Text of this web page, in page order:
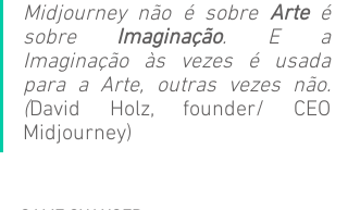
Midjourney não é sobre Arte é
sobre Imaginação. E a
Imaginação às vezes é usada
para a Arte, outras vezes não.
(David Holz, founder/ CEO
Midjourney)